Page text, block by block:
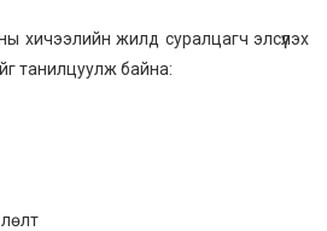
хичээлийн жилд суралцагч элсүүлэх
танилцуулж байна: